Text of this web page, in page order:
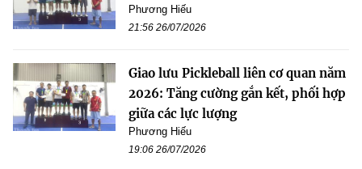
Phương Hiếu
21:56 26/07/2026
Giao lưu Pickleball liên cơ quan năm
2026: Tăng cường gắn kết, phối hợp
giữa các lực lượng
Phương Hiếu
19:06 26/07/2026